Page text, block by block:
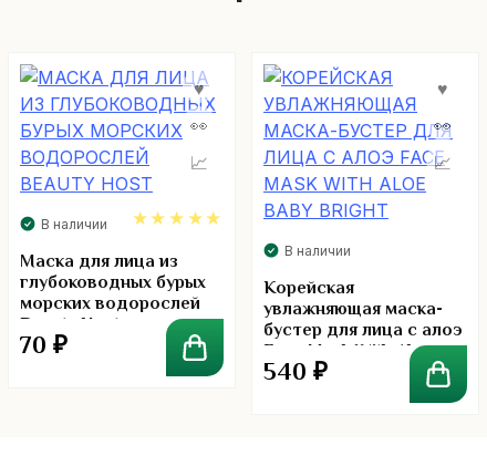
В наличии
5.00
Маска для лица из
глубоководных бурых
морских водорослей
Beauty Host
70 ₽
В наличии
Корейская
увлажняющая маска-
бустер для лица с алоэ
Face Mask With Aloe
Baby Bright
540 ₽